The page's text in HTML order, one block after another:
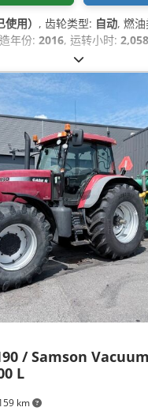
用） , 齿轮类型: 自动, 燃
年份: 2016, 运转小时:
km
/ Samson Vacuum
L